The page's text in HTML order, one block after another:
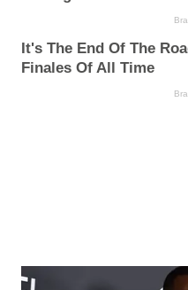
It's The End Of The
Finales Of All Time